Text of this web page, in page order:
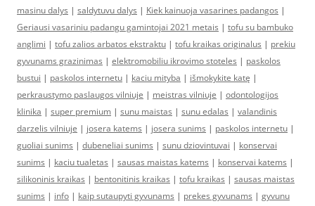
masinu dalys | saldytuvu dalys | Kiek kainuoja vasarines padangos |
Geriausi vasariniu padangu gamintojai 2021 metais | tofu su bambuko
anglimi | tofu zalios arbatos ekstraktu | tofu kraikas originalus | prekiu
gyvunams grazinimas | elektromobiliu ikrovimo stoteles | paskolos
bustui | paskolos internetu | kaciu mityba | išmokykite katę |
perkraustymo paslaugos vilniuje | meistras vilniuje | odontologijos
klinika | super premium | sunu maistas | sunu edalas | valandinis
darzelis vilniuje | josera katems | josera sunims | paskolos internetu |
guoliai sunims | dubeneliai sunims | sunu dziovintuvai | konservai
sunims | kaciu tualetas | sausas maistas katems | konservai katems |
silikoninis kraikas | bentonitinis kraikas | tofu kraikas | sausas maistas
sunims | info | kaip sutaupyti gyvunams | prekes gyvunams | gyvunu